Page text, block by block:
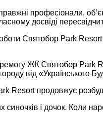
професіонали,
досвіді
Святобор Park
ЖК Святобор Park
від «Українського
Resort продовжує
синочків і дочок. Коли